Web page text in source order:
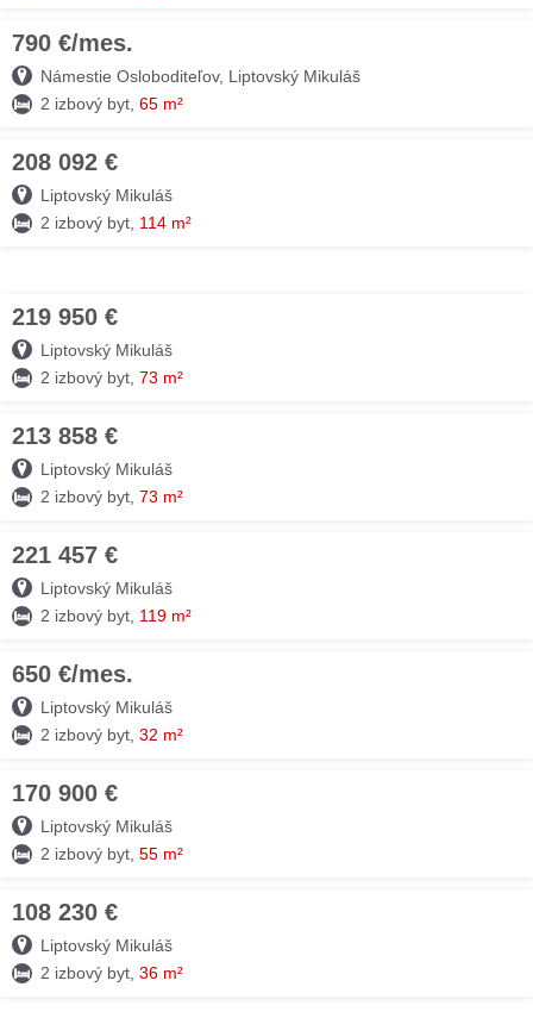
790 €/mes.
Námestie Osloboditeľov, Liptovský Mikuláš
2 izbový byt, 65 m²
208 092 €
Liptovský Mikuláš
2 izbový byt, 114 m²
219 950 €
Liptovský Mikuláš
2 izbový byt, 73 m²
213 858 €
Liptovský Mikuláš
2 izbový byt, 73 m²
221 457 €
Liptovský Mikuláš
2 izbový byt, 119 m²
650 €/mes.
Liptovský Mikuláš
2 izbový byt, 32 m²
170 900 €
Liptovský Mikuláš
2 izbový byt, 55 m²
108 230 €
Liptovský Mikuláš
2 izbový byt, 36 m²